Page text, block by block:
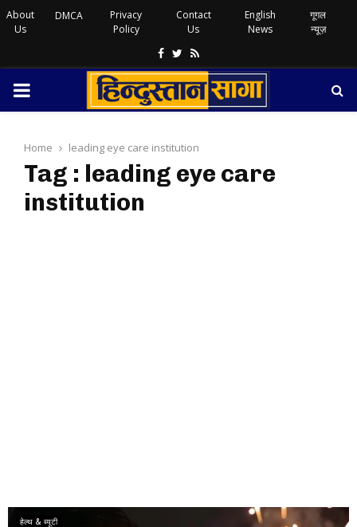
About
Us
DMCA
Privacy
Policy
Contact
Us
English
News
गूगल
न्यूज़
Facebook
Twitter
Rss
PRIMARY
Home leading eye care institution
Tag : leading eye care
institution
हेल्थ & ब्यूटी